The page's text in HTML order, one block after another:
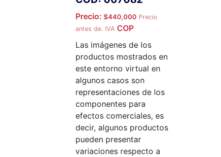
Precio:$440,000 Precio
antes de. IVA COP
Las imágenes de los
productos mostrados en
este entorno virtual en
algunos casos son
representaciones de los
componentes para
efectos comerciales, es
decir, algunos productos
pueden presentar
variaciones respecto a